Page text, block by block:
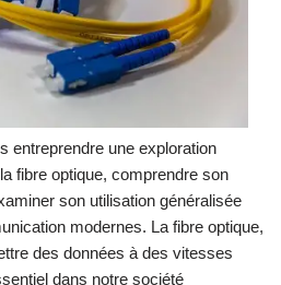
entreprendre une exploration
fibre optique, comprendre son
son utilisation généralisée
modernes. La fibre optique,
des données à des vitesses
dans notre société